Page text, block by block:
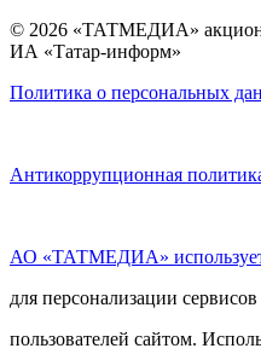
© 2026 «ТАТМЕДИА»
ИА «Татар-информ»
Политика о персональных
Антикоррупционная
АО «ТАТМЕДИА»
для персонализации сервисов
пользователей сайтом.